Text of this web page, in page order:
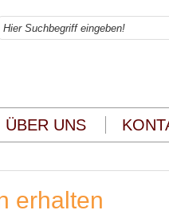
ÜBER UNS
erhalten